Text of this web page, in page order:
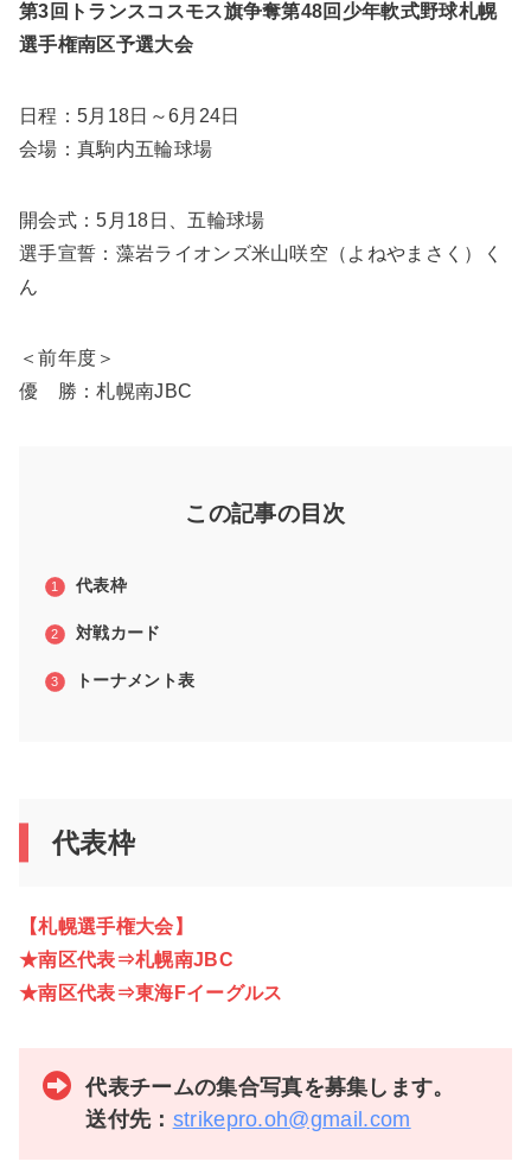
第3回トランスコスモス旗争奪第48回少年軟式野球札幌
選手権南区予選大会
日程：5月18日～6月24日
会場：真駒内五輪球場
開会式：5月18日、五輪球場
選手宣誓：藻岩ライオンズ米山咲空（よねやまさく）く
ん
＜前年度＞
優 勝：札幌南JBC
この記事の目次
代表枠
対戦カード
トーナメント表
代表枠
【札幌選手権大会】
★南区代表⇒札幌南JBC
★南区代表⇒東海Fイーグルス
代表チームの集合写真を募集します。
送付先： strikepro.oh@gmail.com